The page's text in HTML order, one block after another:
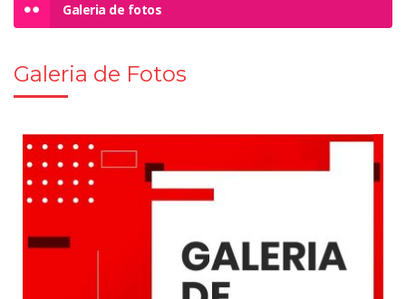
Galeria de fotos
Galeria de Fotos